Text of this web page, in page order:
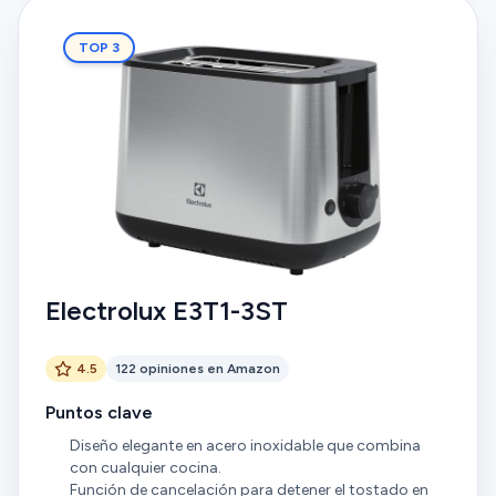
huevos integrado es un detalle inteligente que evita
que se rompan. Ha simplificado mis desayunos por
completo. ¡Totalmente recomendado
TOP 3
Electrolux E3T1-3ST
4.5 122 opiniones en Amazon
Puntos clave
Diseño elegante en acero inoxidable que combina
con cualquier cocina.
Función de cancelación para detener el tostado en